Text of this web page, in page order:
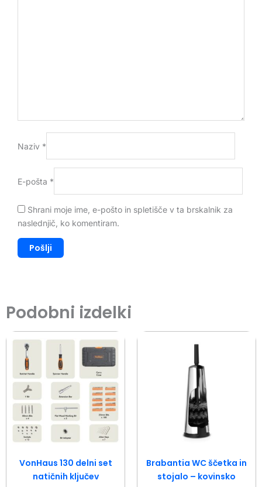
Naziv *
E-pošta *
Shrani moje ime, e-pošto in spletišče v ta brskalnik za
naslednjič, ko komentiram.
Podobni izdelki
VonHaus 130 delni set
natičnih ključev
Brabantia WC ščetka in
stojalo – kovinsko